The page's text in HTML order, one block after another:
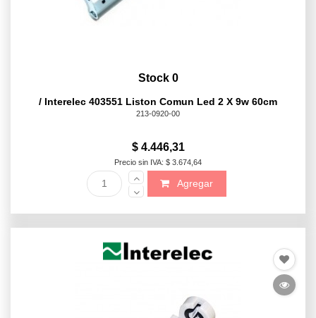
Stock 0
/ Interelec 403551 Liston Comun Led 2 X 9w 60cm
213-0920-00
$ 4.446,31
Precio sin IVA: $ 3.674,64
Agregar